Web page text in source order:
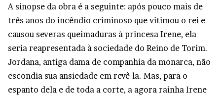
A sinopse da obra é a seguinte: após pouco mais de
três anos do incêndio criminoso que vitimou o rei e
causou severas queimaduras à princesa Irene, ela
seria reapresentada à sociedade do Reino de Torim.
Jordana, antiga dama de companhia da monarca, não
escondia sua ansiedade em revê-la. Mas, para o
espanto dela e de toda a corte, a agora rainha Irene